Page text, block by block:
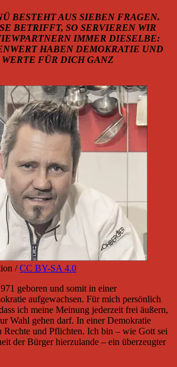
BESTEHT AUS SIEBEN FRAGEN.
BETRIFFT, SO SERVIEREN WIR
IMMER DIESELBE:
HABEN DEMOKRATIE UND
FÜR DICH GANZ
/CC BY-SA 4.0
geboren und somit in einer
aufgewachsen. Für mich persönlich
ich meine Meinung jederzeit frei äußern,
Wahl gehen darf. In einer Demokratie
Rechte und Pflichten. Ich bin – wie Gott sei
der Bürger hierzulande – ein überzeugter